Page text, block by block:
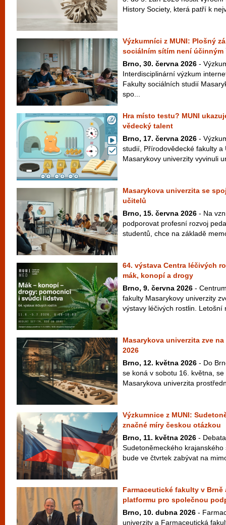
History Society, která patří k
Výzkumníci z MUNI: Plošný
sociálním sítím není účinným
Brno, 30. června 2026 -
Interdisciplinární výzkum
Fakulty sociálních studií
spo...
Hra místo testu? MUNI
vědecký talent
Brno, 17. června 2026 -
studií, Přírodovědecké fakulty a
Masarykovy univerzity vyvinuli
Masarykova univerzita se
učitelů
Brno, 15. června 2026 - Na
podporovat profesní rozvoj
studentů, chce na základě
64. výstava Centra léčivých
mák, konopí a drogy
Brno, 9. června 2026 -
fakulty Masarykovy univerzity
výstavy léčivých rostlin. Letošní
Masarykova univerzita zve
2026
Brno, 12. května 2026 - Do
se koná v sobotu 16. května,
Masarykova univerzita
Výzkumnice z MUNI:
značné míry českou otázkou
Brno, 11. května 2026 -
Sudetoněmeckého
bude ve čtvrtek zabývat na
Farmaceutické fakulty v Brně
platformu pro společnou
Brno, 10. dubna 2026 -
univerzity a Farmaceutická